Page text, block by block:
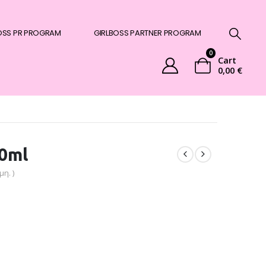
PR PROGRAM GIRLBOSS PARTNER PROGRAM
0
Cart
0,00 €
)